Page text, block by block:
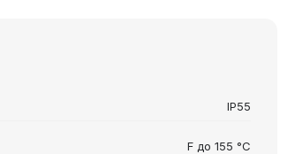
IP55
F до 155 °C